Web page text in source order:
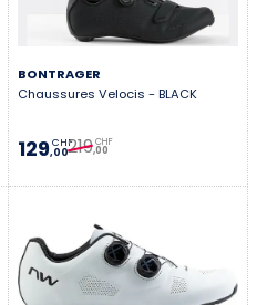
BONTRAGER
Chaussures Velocis - BLACK
129,00
CHF219,00
CHF